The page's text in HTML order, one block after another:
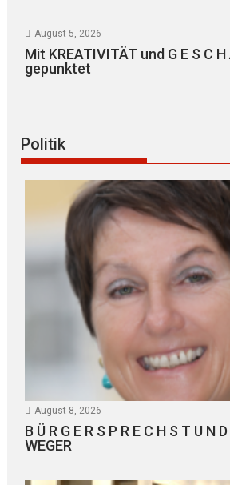
August 5, 2026
Mit KREATIVITÄT und G E S C H
gepunktet
Politik
August 8, 2026
B Ü R G E R S P R E C H S T U N
WEGER